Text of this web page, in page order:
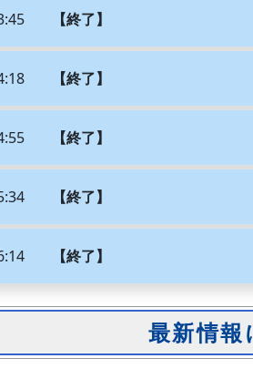
【終了】
【終了】
【終了】
【終了】
【終了】